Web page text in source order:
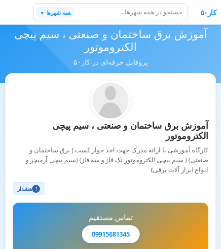
کار۵۰ همه شهرها ▼
آموزش برق ساختمان و صنعتی ، سیم پیچی
الکتروموتور
پروفایل حرفه‌ای در کار۵۰
آموزش برق ساختمان و صنعتی ، سیم پیچی
الکتروموتور
کارگاه آموزشی با ارائه مدرک جهت اخذ جواز کسب ( برق ساختمان و
صنعتی) ( سیم پیچی الکتروموتور تک فاز و سه فاز) (سیم پیچی آرمیچر و
انواع ابزار آلات برقی)
! هشدار
تماس مستقیم
09915681345